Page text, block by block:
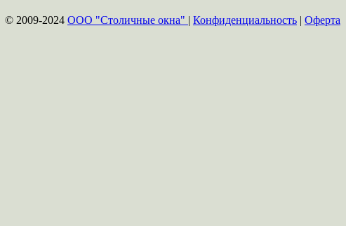
© 2009-2024 ООО "Столичные окна" | Конфиденциальность | Оферта